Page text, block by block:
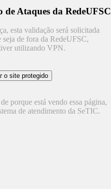
de Ataques da RedeUFSC
esta validação será solicitada
seja de fora da RedeUFSC,
utilizando VPN.
porque está vendo essa página,
de atendimento da SeTIC.